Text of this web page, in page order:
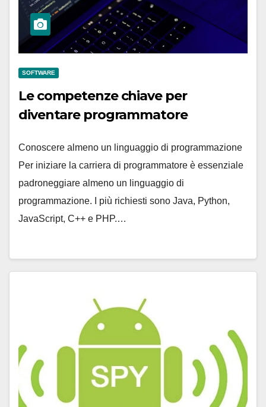
SOFTWARE
Le competenze chiave per
diventare programmatore
Conoscere almeno un linguaggio di programmazione
Per iniziare la carriera di programmatore è essenziale
padroneggiare almeno un linguaggio di
programmazione. I più richiesti sono Java, Python,
JavaScript, C++ e PHP.…